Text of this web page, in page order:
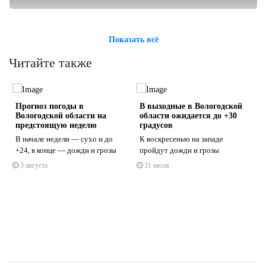
Показать всё
Читайте также
Прогноз погоды в
Вологодской области на
предстоящую неделю
В начале недели — сухо и до
+24, в конце — дожди и грозы
3 августа
В выходные в Вологодской
области ожидается до +30
градусов
К воскресенью на западе
пройдут дожди и грозы
31 июля